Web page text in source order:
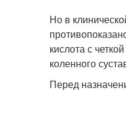
Но в
кислота с
коленного
Перед